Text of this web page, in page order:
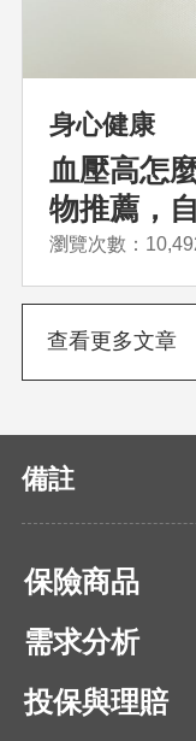
身心健康
血壓高怎
物推薦，
瀏覽次數：
查看更多文章
備註
保險商品
需求分析
投保與理賠